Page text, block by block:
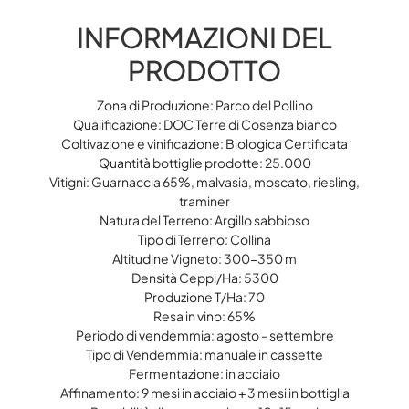
INFORMAZIONI DEL
PRODOTTO
Zona di Produzione: Parco del Pollino
Qualificazione: DOC Terre di Cosenza bianco
Coltivazione e vinificazione: Biologica Certificata
Quantità bottiglie prodotte: 25.000
Vitigni: Guarnaccia 65%, malvasia, moscato, riesling,
traminer
Natura del Terreno: Argillo sabbioso
Tipo di Terreno: Collina
Altitudine Vigneto: 300-350 m
Densità Ceppi/Ha: 5300
Produzione T/Ha: 70
Resa in vino: 65%
Periodo di vendemmia: agosto - settembre
Tipo di Vendemmia: manuale in cassette
Fermentazione: in acciaio
Affinamento: 9 mesi in acciaio + 3 mesi in bottiglia